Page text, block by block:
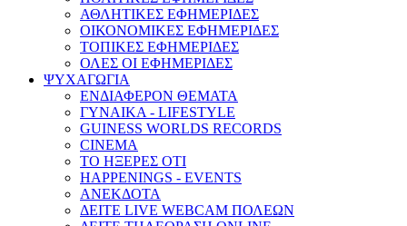
ΑΘΛΗΤΙΚΕΣ ΕΦΗΜΕΡΙΔΕΣ
ΟΙΚΟΝΟΜΙΚΕΣ ΕΦΗΜΕΡΙΔΕΣ
ΤΟΠΙΚΕΣ ΕΦΗΜΕΡΙΔΕΣ
ΟΛΕΣ ΟΙ ΕΦΗΜΕΡΙΔΕΣ
ΨΥΧΑΓΩΓΙΑ
ΕΝΔΙΑΦΕΡΟΝ ΘΕΜΑΤΑ
ΓΥΝΑΙΚΑ - LIFESTYLE
GUINESS WORLDS RECORDS
CINEMA
ΤΟ ΗΞΕΡΕΣ ΟΤΙ
HAPPENINGS - EVENTS
ΑΝΕΚΔΟΤΑ
ΔΕΙΤΕ LIVE WEBCAM ΠΟΛΕΩΝ